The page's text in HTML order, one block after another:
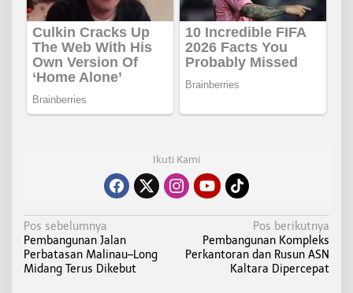
Ikuti Kami
N
a
v
Pos sebelumnya
Pembangunan Jalan
Perbatasan Malinau–Long
Midang Terus Dikebut
Pos berikutnya
Pembangunan Kompleks
Perkantoran dan Rusun ASN
Kaltara Dipercepat